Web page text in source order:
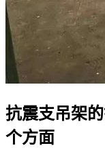
抗震支吊架
个方面